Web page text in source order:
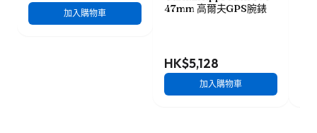
加入購物車
47mm 高爾夫GPS腕錶
HK$5,128
加入購物車